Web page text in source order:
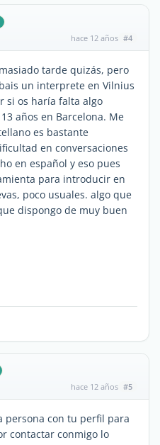
hace 12 años #4
tarde quizás, pero
un interprete en Vilnius
si os haría falta algo
años en Barcelona. Me
es bastante
en conversaciones
en español y eso pues
para introducir en
poco usuales. algo que
dispongo de muy buen
hace 12 años #5
persona con tu perfil para
contactar conmigo lo